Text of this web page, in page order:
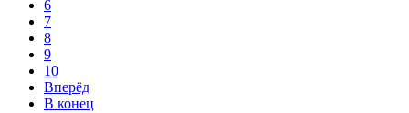
6
7
8
9
10
Вперёд
В конец